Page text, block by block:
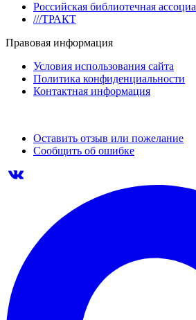
Российская библиотечная
///ТРАКТ
Правовая информация
Условия использования сайта
Политика конфиденциальности
Контактная информация
Оставить отзыв или пожелание
Сообщить об ошибке